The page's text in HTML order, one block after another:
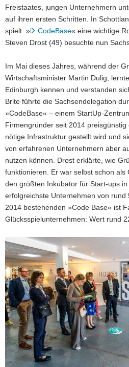
Freistaates, jungen Unternehmern
auf ihren ersten Schritten. In
spielt »
CodeBase« eine wichtige
Steven Drost (49) besuchte nun
Im Mai dieses Jahres, während der
Wirtschaftsminister Martin Dulig,
Edinburgh kennen und verstanden
Brite führte die Sachsendelegation
»CodeBase« – einem StartUp-
Firmengründer seit 2014
nötige Infrastruktur gestellt wird und
von erfahrenen Unternehmern aber
nutzen können. Drost erklärte, wie
funktionieren. Er war selbst schon als
den größten Inkubator für Start-ups
erfolgreichste Unternehmen von
2014 bestehenden »Code Base« ist
Glücksspielunternehmen: Wert rund